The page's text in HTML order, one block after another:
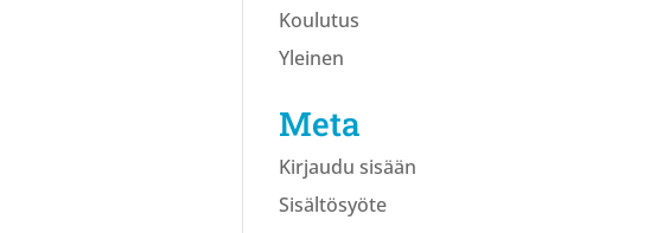
Koulutus
Yleinen
Meta
Kirjaudu sisään
Sisältösyöte